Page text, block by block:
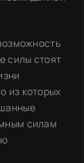
силы стоят
из которых
силам